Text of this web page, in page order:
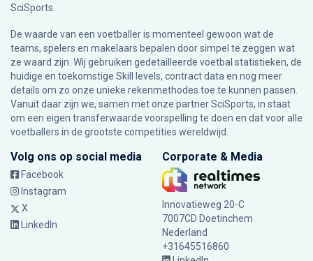
SciSports
De waarde van een voetballer is momenteel gewoon wat de
teams, spelers en makelaars bepalen door simpel te zeggen wat
ze waard zijn. Wij gebruiken gedetailleerde voetbal statistieken, de
huidige en toekomstige Skill levels, contract data en nog meer
details om zo onze unieke rekenmethodes toe te kunnen passen.
Vanuit daar zijn we, samen met onze partner SciSports, in staat
om een eigen transferwaarde voorspelling te doen en dat voor alle
voetballers in de grootste competities wereldwijd.
Volg ons op social media
Facebook
Instagram
X
LinkedIn
Corporate & Media
Innovatieweg 20-C
7007CD Doetinchem
Nederland
+31645516860